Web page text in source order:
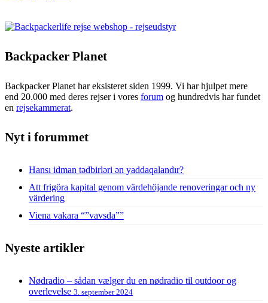
Backpacker Planet
Backpacker Planet har eksisteret siden 1999. Vi har hjulpet mere
end 20.000 med deres rejser i vores forum og hundredvis har fundet
en rejsekammerat.
Nyt i forummet
Hansı idman tədbirləri ən yaddaqalandır?
Att frigöra kapital genom värdehöjande renoveringar och ny
värdering
Viena vakara “”vavsda””
Nyeste artikler
Nødradio – sådan vælger du en nødradio til outdoor og
overlevelse 3. september 2024